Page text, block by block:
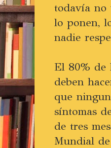
todavía no
lo ponen,
nadie
El 80% de
deben
que
síntomas
de tres
Mundial